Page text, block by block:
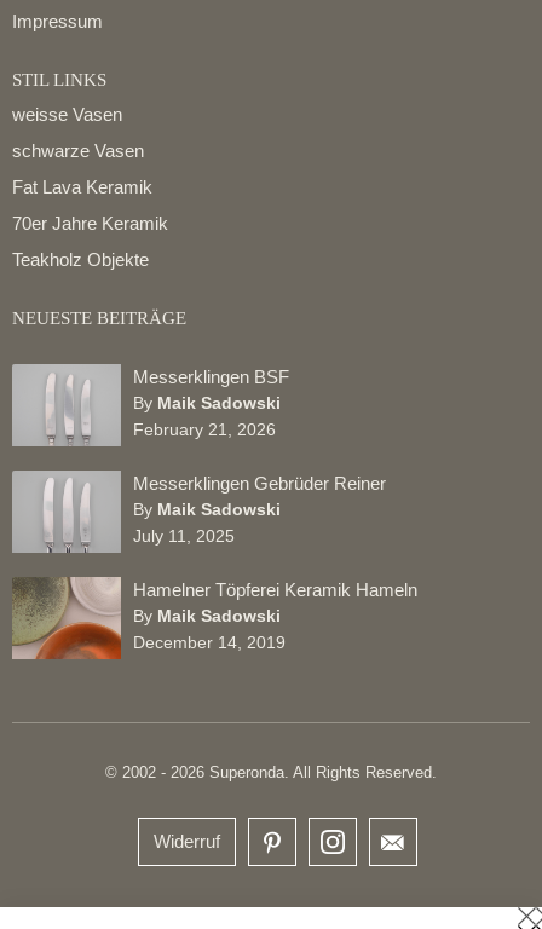
Impressum
STIL LINKS
weisse Vasen
schwarze Vasen
Fat Lava Keramik
70er Jahre Keramik
Teakholz Objekte
NEUESTE BEITRÄGE
Messerklingen BSF
By Maik Sadowski
February 21, 2026
Messerklingen Gebrüder Reiner
By Maik Sadowski
July 11, 2025
Hamelner Töpferei Keramik Hameln
By Maik Sadowski
December 14, 2019
© 2002 - 2026 Superonda. All Rights Reserved.
Widerruf